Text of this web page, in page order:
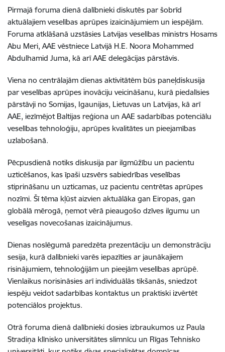
Pirmajā foruma dienā dalībnieki diskutēs par šobrīd
aktuālajiem veselības aprūpes izaicinājumiem un iespējām.
Foruma atklāšanā uzstāsies Latvijas veselības ministrs Hosams
Abu Meri, AAE vēstniece Latvijā H.E. Noora Mohammed
Abdulhamid Juma, kā arī AAE delegācijas pārstāvis.
Viena no centrālajām dienas aktivitātēm būs paneļdiskusija
par veselības aprūpes inovāciju veicināšanu, kurā piedalīsies
pārstāvji no Somijas, Igaunijas, Lietuvas un Latvijas, kā arī
AAE, iezīmējot Baltijas reģiona un AAE sadarbības potenciālu
veselības tehnoloģiju, aprūpes kvalitātes un pieejamības
uzlabošanā.
Pēcpusdienā notiks diskusija par ilgmūžību un pacientu
uzticēšanos, kas īpaši uzsvērs sabiedrības veselības
stiprināšanu un uzticamas, uz pacientu centrētas aprūpes
nozīmi. Šī tēma kļūst aizvien aktuālāka gan Eiropas, gan
globālā mērogā, ņemot vērā pieaugošo dzīves ilgumu un
veselīgas novecošanas izaicinājumus.
Dienas noslēgumā paredzēta prezentāciju un demonstrāciju
sesija, kurā dalībnieki varēs iepazīties ar jaunākajiem
risinājumiem, tehnoloģijām un pieejām veselības aprūpē.
Vienlaikus norisināsies arī individuālās tikšanās, sniedzot
iespēju veidot sadarbības kontaktus un praktiski izvērtēt
potenciālos projektus.
Otrā foruma dienā dalībnieki dosies izbraukumos uz Paula
Stradiņa klīnisko universitātes slimnīcu un Rīgas Tehnisko